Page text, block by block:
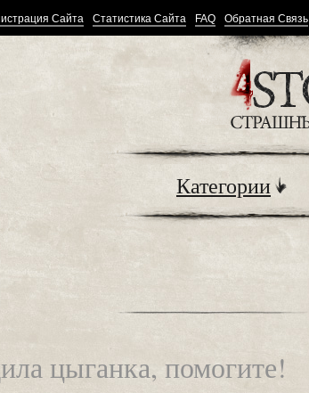
Сайта Статистика Сайта FAQ Обратная Связь
Категории
цыганка, помогите!